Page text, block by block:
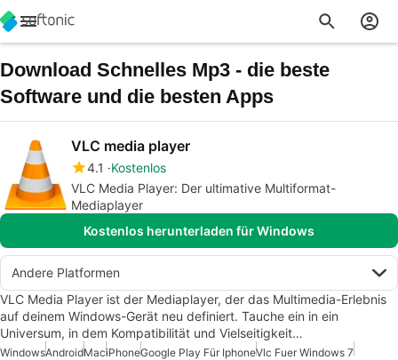
Download Schnelles Mp3 - die beste
Software und die besten Apps
VLC media player
4.1
Kostenlos
VLC Media Player: Der ultimative Multiformat-
Mediaplayer
Kostenlos herunterladen für Windows
Andere Platformen
VLC Media Player ist der Mediaplayer, der das Multimedia-Erlebnis
auf deinem Windows-Gerät neu definiert. Tauche ein in ein
Universum, in dem Kompatibilität und Vielseitigkeit…
WindowsAndroidMaciPhoneGoogle Play Für IphoneVlc Fuer Windows 7